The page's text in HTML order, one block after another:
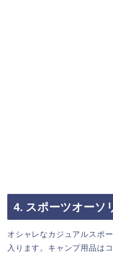
4. スポーツオーソ
オシャレなカジュアルスポ
入ります。キャンプ用品は